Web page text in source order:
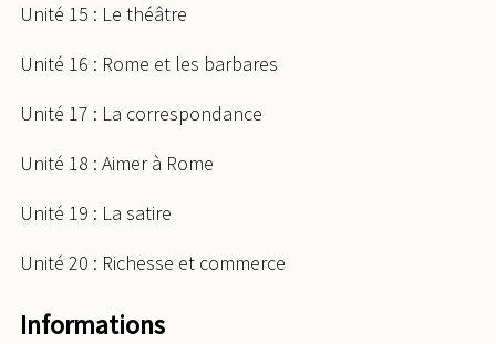
Unité 15 : Le théâtre
Unité 16 : Rome et les barbares
Unité 17 : La correspondance
Unité 18 : Aimer à Rome
Unité 19 : La satire
Unité 20 : Richesse et commerce
Informations